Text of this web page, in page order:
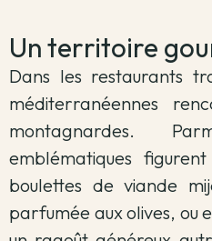
Un territoire
Dans les restaurants
méditerranéennes
montagnardes.
emblématiques
boulettes de viande
parfumée aux olives, ou